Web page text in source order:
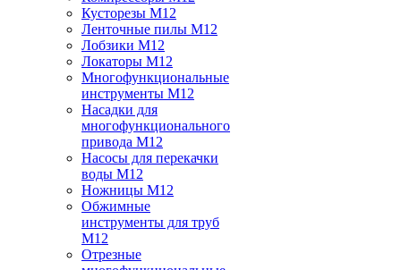
Кусторезы M12
Ленточные пилы M12
Лобзики M12
Локаторы M12
Многофункциональные
инструменты M12
Насадки для
многофункционального
привода M12
Насосы для перекачки
воды M12
Ножницы M12
Обжимные
инструменты для труб
M12
Отрезные